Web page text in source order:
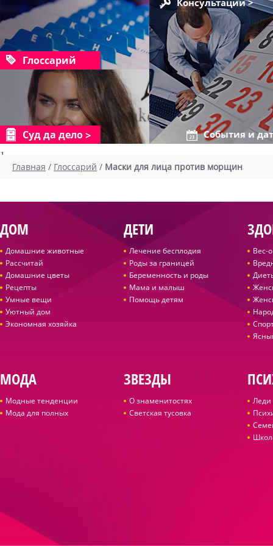
Глоссарий
Суд да дело
Консультации >
События и
1
Главная / Глоссарий / Маски для лица против морщин
ДОМ
Домашние животные
Рассчитай
Домашние цветы
Рецепты
Умные вещи
Уютный дом
Экономная хозяйка
ДЕТИ
Лечение бесплодия
Роды за границей
Беременность и роды
Мама и малыш
Помощь детям
Вес-
МОДА
Модные тенденции
Мода для полных
ЗВЕЗДЫ
О знаменитостях
Светская тусовка
Леди